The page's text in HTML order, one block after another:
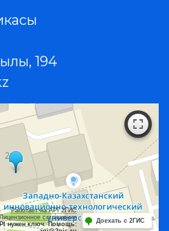
194
Работает на API 2ГИС
Лицензионное соглашение
нужен ключ. Помощь:
Доехать с 2ГИС